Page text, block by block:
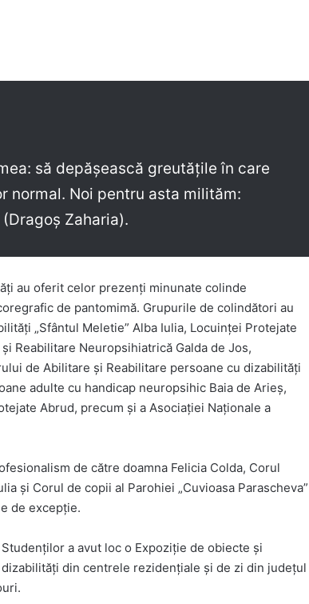
să depășească greutățile în care
normal. Noi pentru asta milităm:
Zaharia).
au oferit celor prezenți minunate colinde
de pantomimă. Grupurile de colindători au
„Sfântul Meletie” Alba Iulia, Locuinței Protejate
Reabilitare Neuropsihiatrică Galda de Jos,
de Abilitare și Reabilitare persoane cu dizabilități
adulte cu handicap neuropsihic Baia de Arieș,
Abrud, precum și a Asociației Naționale a
de către doamna Felicia Colda, Corul
și Corul de copii al Parohiei „Cuvioasa Parascheva”
de excepție.
a avut loc o Expoziție de obiecte și
din centrele rezidențiale și de zi din județul